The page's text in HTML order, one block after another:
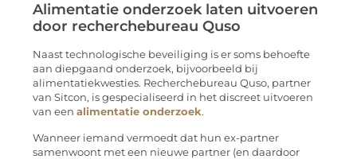
Alimentatie onderzoek laten uitvoeren
door recherchebureau Quso
Naast technologische beveiliging is er soms behoefte
aan diepgaand onderzoek, bijvoorbeeld bij
alimentatiekwesties. Recherchebureau Quso, partner
van Sitcon, is gespecialiseerd in het discreet uitvoeren
van een alimentatie onderzoek.
Wanneer iemand vermoedt dat hun ex-partner
samenwoont met een nieuwe partner (en daardoor